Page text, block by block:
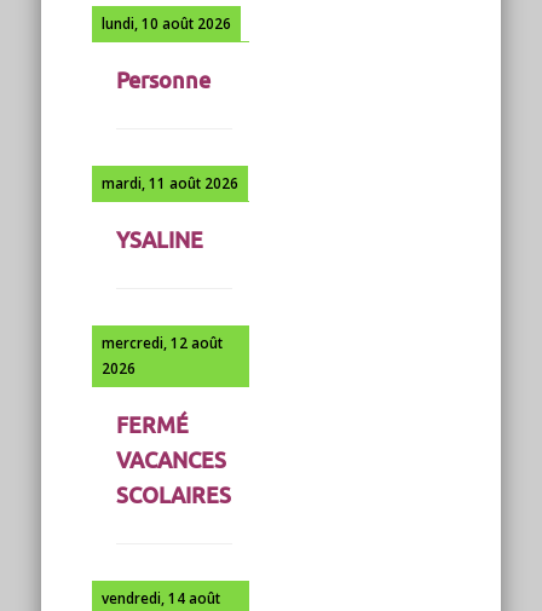
lundi, 10 août 2026
Personne
mardi, 11 août 2026
YSALINE
mercredi, 12 août
2026
FERMÉ
VACANCES
SCOLAIRES
vendredi, 14 août